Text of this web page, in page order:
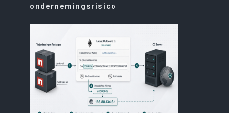
ondernemingsrisico